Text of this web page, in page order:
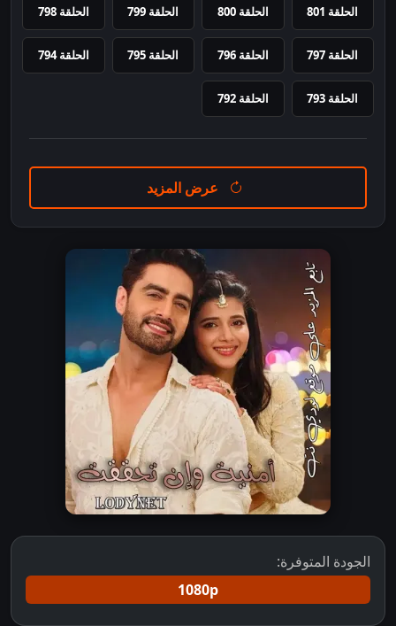
الحلقة 801 الحلقة 800 الحلقة 799 الحلقة 798
الحلقة 797 الحلقة 796 الحلقة 795 الحلقة 794
الحلقة 793 الحلقة 792
عرض المزيد
الجودة المتوفرة:
1080p